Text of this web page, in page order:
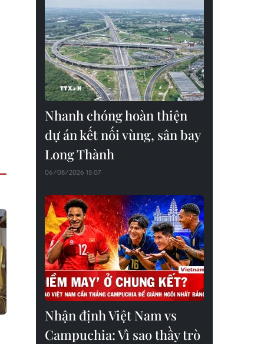
Nhanh chóng hoàn thiện
dự án kết nối vùng, sân bay
Long Thành
06/08/2026 15:07
Nhận định Việt Nam vs
Campuchia: Vì sao thầy trò